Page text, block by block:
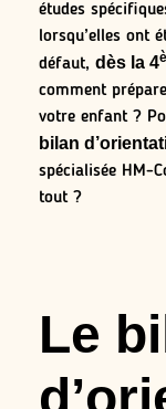
études
lorsqu’elles ont
défaut, dès la 4
comment
votre enfant ?
bilan
spécialisée HM-
tout ?
Le